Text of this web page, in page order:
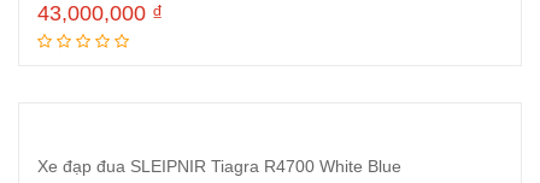
43,000,000 ₫
Xe đạp đua SLEIPNIR Tiagra R4700 White Blue